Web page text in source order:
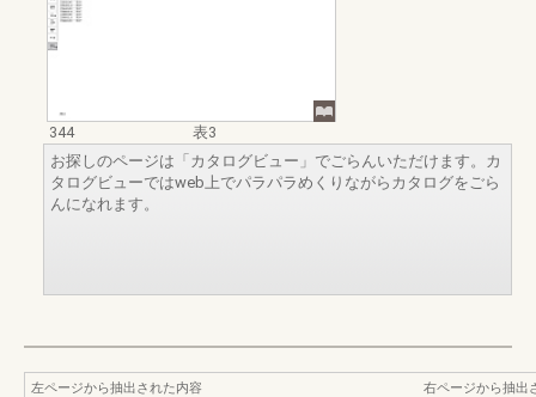
344
表3
お探しのページは「カタログビュー」でごらんいただけます。カ
タログビューではweb上でパラパラめくりながらカタログをごら
んになれます。
左ページから抽出された内容
右ページから抽出